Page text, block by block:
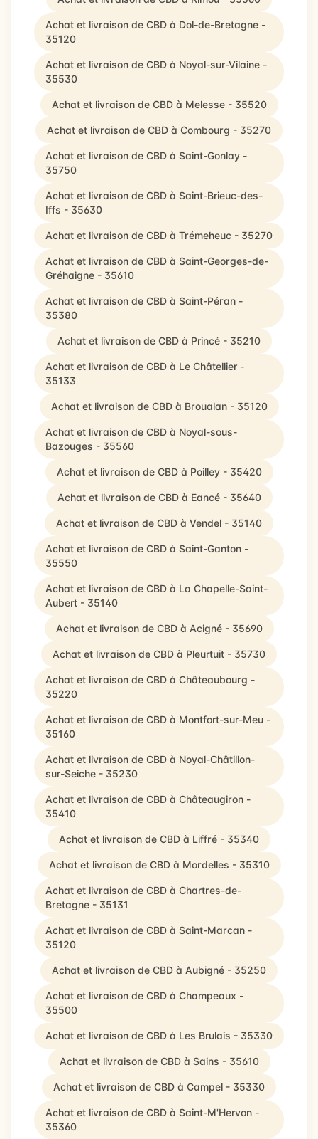
Achat et livraison de CBD à Dol-de-Bretagne -
35120
Achat et livraison de CBD à Noyal-sur-Vilaine -
35530
Achat et livraison de CBD à Melesse - 35520
Achat et livraison de CBD à Combourg - 35270
Achat et livraison de CBD à Saint-Gonlay -
35750
Achat et livraison de CBD à Saint-Brieuc-des-
Iffs - 35630
Achat et livraison de CBD à Trémeheuc - 35270
Achat et livraison de CBD à Saint-Georges-de-
Gréhaigne - 35610
Achat et livraison de CBD à Saint-Péran -
35380
Achat et livraison de CBD à Princé - 35210
Achat et livraison de CBD à Le Châtellier -
35133
Achat et livraison de CBD à Broualan - 35120
Achat et livraison de CBD à Noyal-sous-
Bazouges - 35560
Achat et livraison de CBD à Poilley - 35420
Achat et livraison de CBD à Eancé - 35640
Achat et livraison de CBD à Vendel - 35140
Achat et livraison de CBD à Saint-Ganton -
35550
Achat et livraison de CBD à La Chapelle-Saint-
Aubert - 35140
Achat et livraison de CBD à Acigné - 35690
Achat et livraison de CBD à Pleurtuit - 35730
Achat et livraison de CBD à Châteaubourg -
35220
Achat et livraison de CBD à Montfort-sur-Meu -
35160
Achat et livraison de CBD à Noyal-Châtillon-
sur-Seiche - 35230
Achat et livraison de CBD à Châteaugiron -
35410
Achat et livraison de CBD à Liffré - 35340
Achat et livraison de CBD à Mordelles - 35310
Achat et livraison de CBD à Chartres-de-
Bretagne - 35131
Achat et livraison de CBD à Saint-Marcan -
35120
Achat et livraison de CBD à Aubigné - 35250
Achat et livraison de CBD à Champeaux -
35500
Achat et livraison de CBD à Les Brulais - 35330
Achat et livraison de CBD à Sains - 35610
Achat et livraison de CBD à Campel - 35330
Achat et livraison de CBD à Saint-M'Hervon -
35360